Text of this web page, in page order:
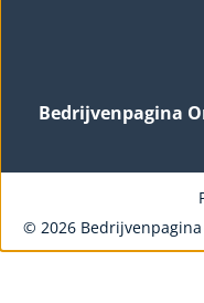
Bedrijvenpagina
© 2026